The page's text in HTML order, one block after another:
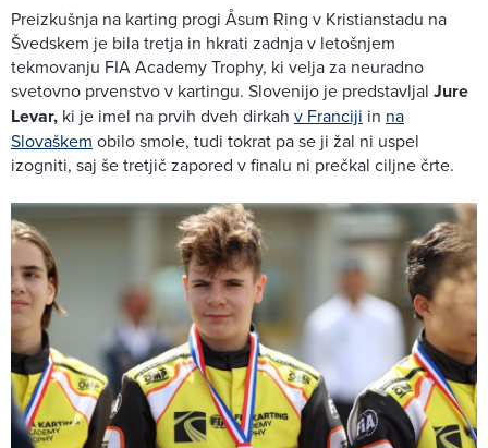
Preizkušnja na karting progi Åsum Ring v Kristianstadu na
Švedskem je bila tretja in hkrati zadnja v letošnjem
tekmovanju FIA Academy Trophy, ki velja za neuradno
svetovno prvenstvo v kartingu. Slovenijo je predstavljal Jure
Levar, ki je imel na prvih dveh dirkah v Franciji in na
Slovaškem obilo smole, tudi tokrat pa se ji žal ni uspel
izogniti, saj še tretjič zapored v finalu ni prečkal ciljne črte.